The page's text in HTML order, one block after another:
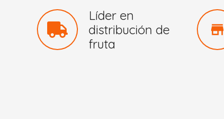
Líder en
distribución de
fruta
store